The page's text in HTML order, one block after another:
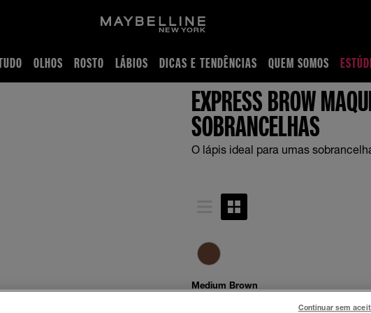
OLHOS ROSTO LÁBIOS DICAS E TENDÊNCIAS QUEM SOMOS
Maquilhagem para sobrancelhas
EXPRESS BROW
SOBRANCELHAS
O lápis ideal para umas
Medium Brown
Continuar sem